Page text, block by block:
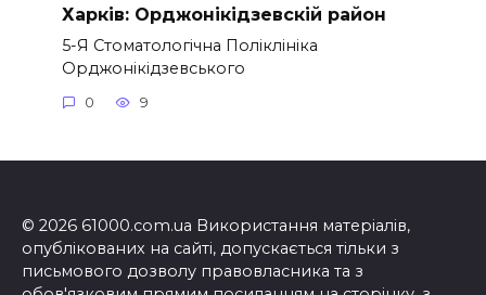
Харків: Орджонікідзевскій район
5-Я Стоматологічна Поліклініка
Орджонікідзевського
0 9
© 2026 61000.com.ua Використання матеріалів,
опублікованих на сайті, допускається тільки з
письмового дозволу правовласника та з